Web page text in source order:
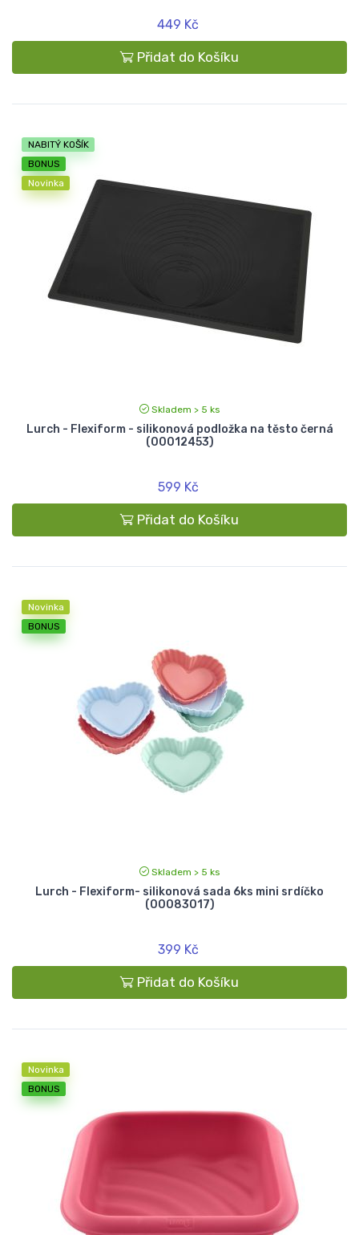
449 Kč
Přidat do Košíku
NABITÝ KOŠÍK
BONUS
Novinka
Skladem > 5 ks
Lurch - Flexiform - silikonová podložka na těsto černá
(00012453)
599 Kč
Přidat do Košíku
Novinka
BONUS
Skladem > 5 ks
Lurch - Flexiform- silikonová sada 6ks mini srdíčko
(00083017)
399 Kč
Přidat do Košíku
Novinka
BONUS